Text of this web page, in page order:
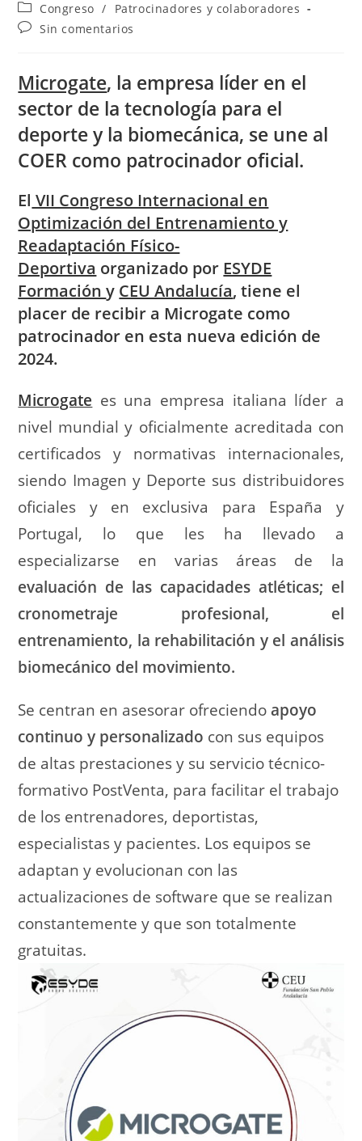
Congreso /
Patrocinadores y colaboradores
Sin comentarios
Microgate, la empresa líder en el
sector de la tecnología para el
deporte y la biomecánica, se une al
COER como patrocinador oficial.
El VII Congreso Internacional en
Optimización del Entrenamiento y
Readaptación Físico-
Deportiva organizado por ESYDE
Formacióny CEU Andalucía, tiene el
placer de recibir a Microgate como
patrocinador en esta nueva edición de
2024.
Microgate es una empresa italiana líder a
nivel mundial y oficialmente acreditada con
certificados y normativas internacionales,
siendo Imagen y Deporte sus distribuidores
oficiales y en exclusiva para España y
Portugal, lo que les ha llevado a
especializarse en varias áreas de la
evaluación de las capacidades atléticas; el
cronometraje profesional, el
entrenamiento, la rehabilitación y el análisis
biomecánico del movimiento.
Se centran en asesorar ofreciendoapoyo
continuo y personalizado con sus equipos
de altas prestaciones y su servicio técnico-
formativo PostVenta, para facilitar el trabajo
de los entrenadores, deportistas,
especialistas y pacientes. Los equipos se
adaptan y evolucionan con las
actualizaciones de software que se realizan
constantemente y que son totalmente
gratuitas.